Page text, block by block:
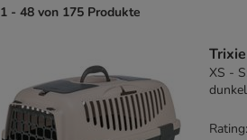
1 - 48 von 175 Produkte
XS -